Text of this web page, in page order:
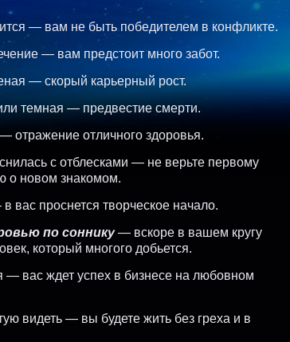
— вам не быть победителем в конфликте.
— вам предстоит много забот.
— скорый карьерный рост.
темная — предвестие смерти.
отражение отличного здоровья.
с отблесками — не верьте первому
о новом знакомом.
вас проснется творческое начало.
по соннику— вскоре в вашем кругу
который многого добьется.
— вас ждет успех в бизнесе на любовном
видеть — вы будете жить без греха и в